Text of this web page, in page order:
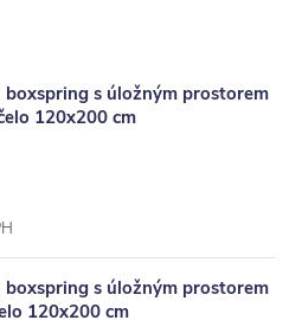
s úložným prostorem
120x200 cm
s úložným prostorem
120x200 cm